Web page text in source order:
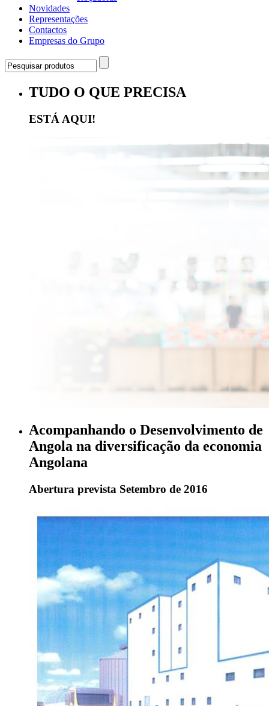
Novidades
Representações
Contactos
Empresas do Grupo
TUDO O QUE PRECISA
ESTÁ AQUI!
Acompanhando o Desenvolvimento de
Angola na diversificação da economia
Angolana
Abertura prevista Setembro de 2016